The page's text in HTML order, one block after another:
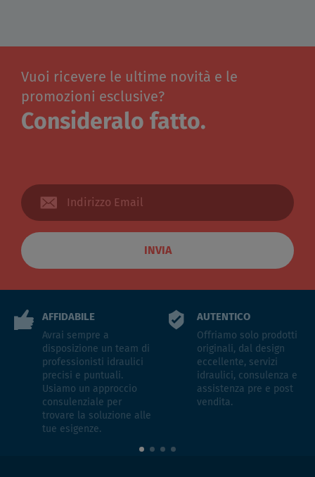
Vuoi ricevere le ultime novità e le
promozioni esclusive?
Consideralo fatto.
INVIA
AFFIDABILE
Avrai sempre a
disposizione un team di
professionisti idraulici
precisi e puntuali.
Usiamo un approccio
consulenziale per
trovare la soluzione alle
tue esigenze.
AUTENTICO
Offriamo solo prodotti
originali, dal design
eccellente, servizi
idraulici, consulenza e
assistenza pre e post
vendita.